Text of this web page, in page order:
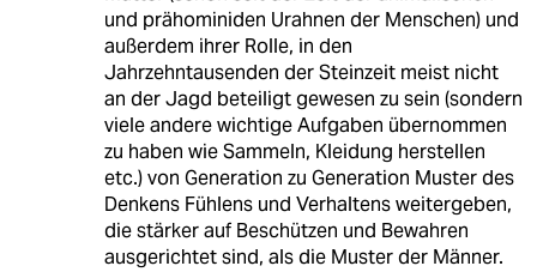
und prähominiden Urahnen der Menschen) und
außerdem ihrer Rolle, in den
Jahrzehntausenden der Steinzeit meist nicht
an der Jagd beteiligt gewesen zu sein (sondern
viele andere wichtige Aufgaben übernommen
zu haben wie Sammeln, Kleidung herstellen
etc.) von Generation zu Generation Muster des
Denkens Fühlens und Verhaltens weitergeben,
die stärker auf Beschützen und Bewahren
ausgerichtet sind, als die Muster der Männer.